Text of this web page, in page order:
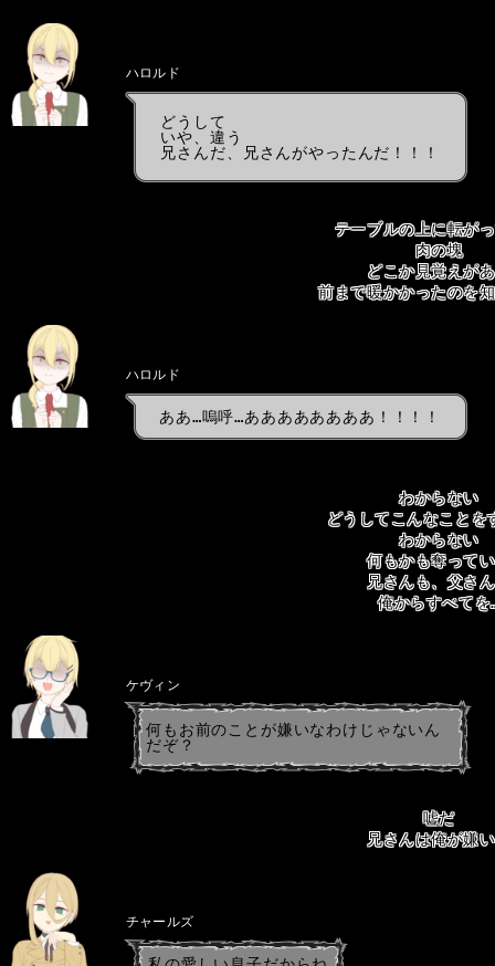
ハロルド
どうして
いや、違う
兄さんだ、兄さんがやったんだ！！！
テーブルの上に転が
肉の塊
どこか見覚えが
前まで暖かかったのを
ハロルド
ああ…嗚呼…ああああああああ！！！！
わからない
どうしてこんなことを
わからない
何もかも奪って
兄さんも、父さ
俺からすべてを
ケヴィン
何もお前のことが嫌いなわけじゃないん
だぞ？
嘘だ
兄さんは俺が嫌
チャールズ